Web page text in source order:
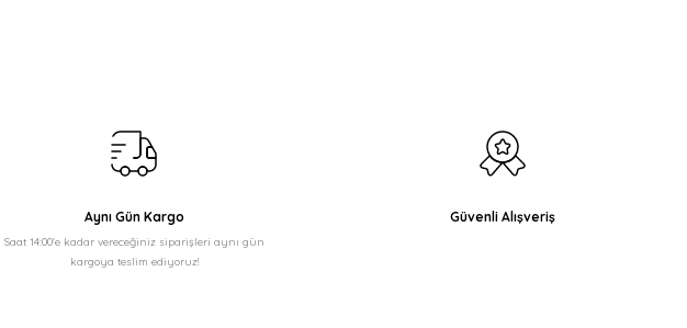
Aynı Gün Kargo
Saat 14:00'e kadar vereceğiniz siparişleri aynı gün
kargoya teslim ediyoruz!
Güvenli Alışveriş